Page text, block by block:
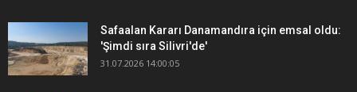
Safaalan Kararı Danamandıra için emsal oldu:
'Şimdi sıra Silivri'de'
31.07.2026 14:00:05